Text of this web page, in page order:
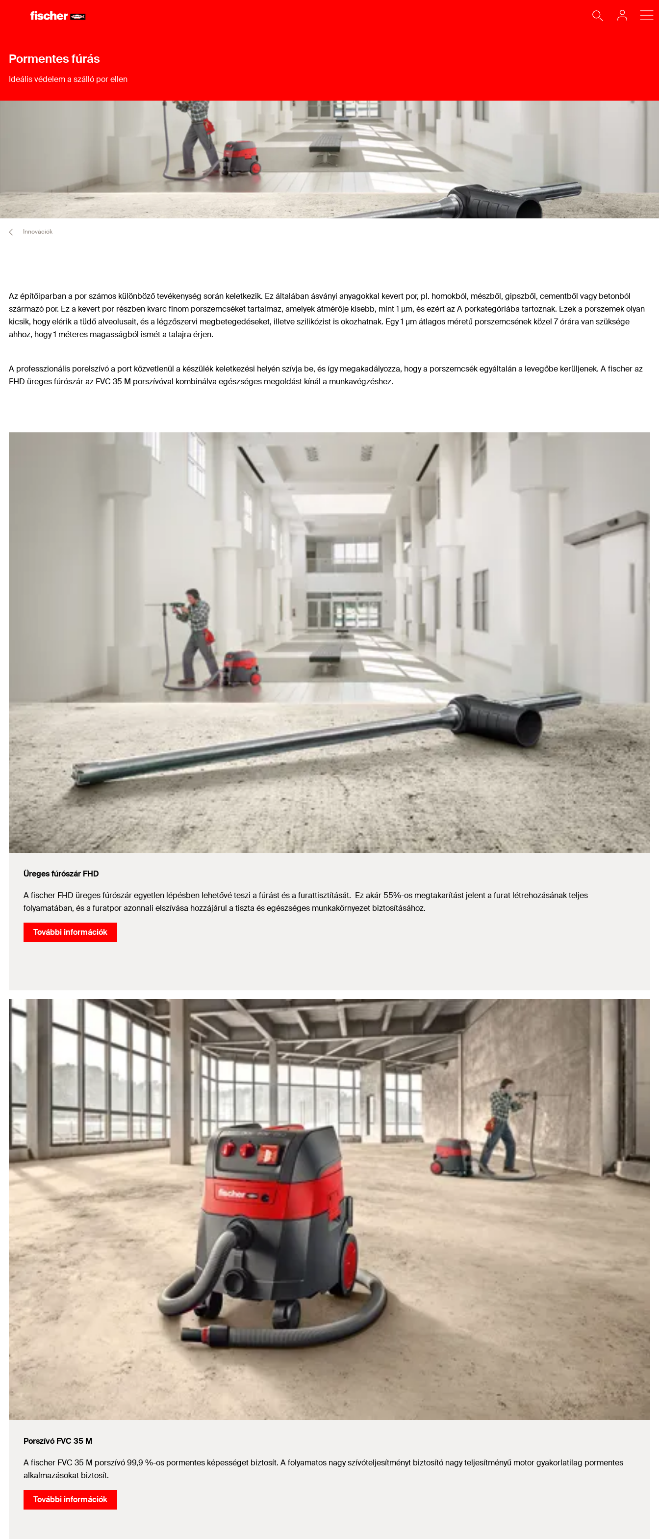
Pormentes fúrás
Ideális védelem a szálló por ellen
Innovációk
Az építőiparban a por számos különböző tevékenység során keletkezik. Ez általában ásványi anyagokkal kevert por, pl. homokból, mészből, gipszből, cementből vagy betonból
származó por. Ez a kevert por részben kvarc finom porszemcséket tartalmaz, amelyek átmérője kisebb, mint 1 µm, és ezért az A porkategóriába tartoznak. Ezek a porszemek olyan
kicsik, hogy elérik a tüdő alveolusait, és a légzőszervi megbetegedéseket, illetve szilikózist is okozhatnak. Egy 1 μm átlagos méretű porszemcsének közel 7 órára van szüksége
ahhoz, hogy 1 méteres magasságból ismét a talajra érjen.
A professzionális porelszívó a port közvetlenül a készülék keletkezési helyén szívja be, és így megakadályozza, hogy a porszemcsék egyáltalán a levegőbe kerüljenek. A fischer az
FHD üreges fúrószár az FVC 35 M porszívóval kombinálva egészséges megoldást kínál a munkavégzéshez.
Üreges fúrószár FHD
A fischer FHD üreges fúrószár egyetlen lépésben lehetővé teszi a fúrást és a furattisztítását. Ez akár 55%-os megtakarítást jelent a furat létrehozásának teljes
folyamatában, és a furatpor azonnali elszívása hozzájárul a tiszta és egészséges munkakörnyezet biztosításához.
További információk
Porszívó FVC 35 M
A fischer FVC 35 M porszívó 99,9 %-os pormentes képességet biztosít. A folyamatos nagy szívóteljesítményt biztosító nagy teljesítményű motor gyakorlatilag pormentes
alkalmazásokat biztosít.
További információk